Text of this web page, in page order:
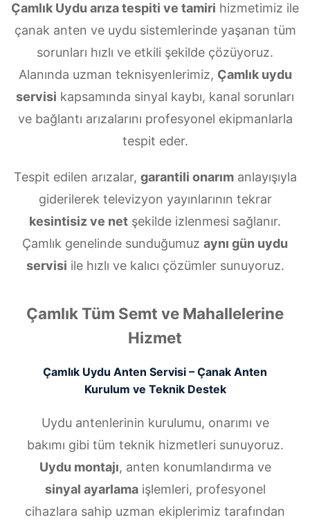
Çamlık Uydu arıza tespiti ve tamiri hizmetimiz ile
çanak anten ve uydu sistemlerinde yaşanan tüm
sorunları hızlı ve etkili şekilde çözüyoruz.
Alanında uzman teknisyenlerimiz, Çamlık uydu
servisi kapsamında sinyal kaybı, kanal sorunları
ve bağlantı arızalarını profesyonel ekipmanlarla
tespit eder.
Tespit edilen arızalar, garantili onarımanlayışıyla
giderilerek televizyon yayınlarının tekrar
kesintisiz ve net şekilde izlenmesi sağlanır.
Çamlık genelinde sunduğumuz aynı gün uydu
servisi ile hızlı ve kalıcı çözümler sunuyoruz.
Çamlık Tüm Semt ve Mahallelerine
Hizmet
Çamlık Uydu Anten Servisi – Çanak Anten
Kurulum ve Teknik Destek
Uydu antenlerinin kurulumu, onarımı ve
bakımı gibi tüm teknik hizmetleri sunuyoruz.
Uydu montajı, anten konumlandırma ve
sinyal ayarlamaişlemleri, profesyonel
cihazlara sahip uzman ekiplerimiz tarafından